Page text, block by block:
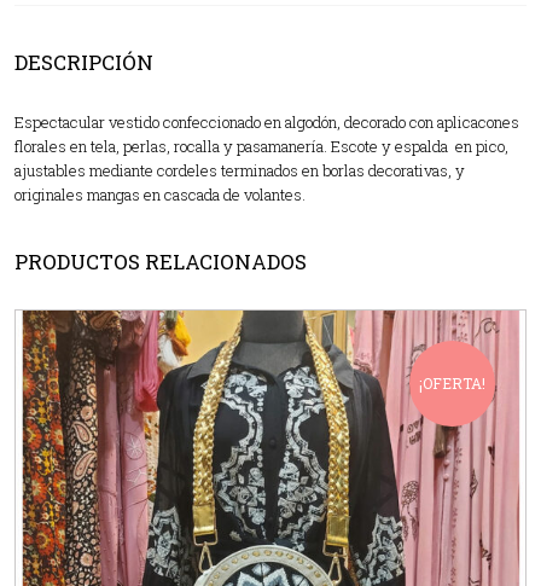
DESCRIPCIÓN
Espectacular vestido confeccionado en algodón, decorado con aplicacones
florales en tela, perlas, rocalla y pasamanería. Escote y espalda en pico,
ajustables mediante cordeles terminados en borlas decorativas, y
originales mangas en cascada de volantes.
PRODUCTOS RELACIONADOS
¡OFERTA!